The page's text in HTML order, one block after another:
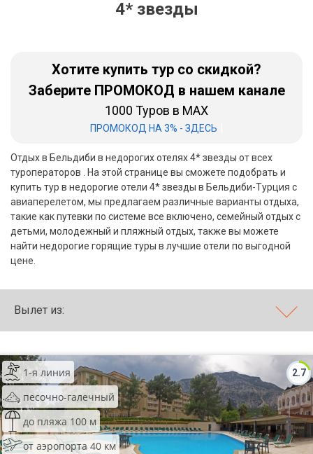
4* звезды
Хотите купить тур со скидкой?
Заберите ПРОМОКОД в нашем канале
1000 Туров в MAX
ПРОМОКОД НА 3% - ЗДЕСЬ
Отдых в Бельдиби в недорогих отелях 4* звезды от всех
туроператоров . На этой странице вы сможете подобрать и
купить тур в недорогие отели 4* звезды в Бельдиби-Турция с
авиаперелетом, мы предлагаем различные варианты отдыха,
такие как путевки по системе все включено, семейный отдых с
детьми, молодежный и пляжный отдых, также вы можете
найти недорогие горящие туры в лучшие отели по выгодной
цене.
Вылет из:
2.7
1-я линия
песочно-галечный
до пляжа 100 м
от аэропорта 40 км
Хайнань
Занзибар
Абхазия
Большой Сочи
Кав Мин Воды
VIP отели 5 звезд
ТОП 10 лучших отелей 5*
ТОП 10 недорогих отелей
Лучшие отели 4* звезды
Недорогие отели 4*